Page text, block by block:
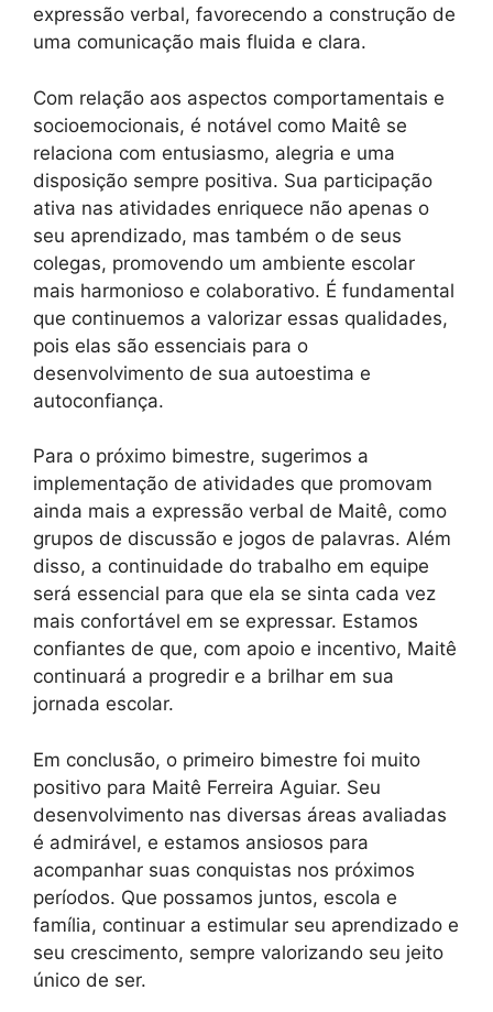
expressão verbal, favorecendo a construção de
uma comunicação mais fluida e clara.
Com relação aos aspectos comportamentais e
socioemocionais, é notável como Maitê se
relaciona com entusiasmo, alegria e uma
disposição sempre positiva. Sua participação
ativa nas atividades enriquece não apenas o
seu aprendizado, mas também o de seus
colegas, promovendo um ambiente escolar
mais harmonioso e colaborativo. É fundamental
que continuemos a valorizar essas qualidades,
pois elas são essenciais para o
desenvolvimento de sua autoestima e
autoconfiança.
Para o próximo bimestre, sugerimos a
implementação de atividades que promovam
ainda mais a expressão verbal de Maitê, como
grupos de discussão e jogos de palavras. Além
disso, a continuidade do trabalho em equipe
será essencial para que ela se sinta cada vez
mais confortável em se expressar. Estamos
confiantes de que, com apoio e incentivo, Maitê
continuará a progredir e a brilhar em sua
jornada escolar.
Em conclusão, o primeiro bimestre foi muito
positivo para Maitê Ferreira Aguiar. Seu
desenvolvimento nas diversas áreas avaliadas
é admirável, e estamos ansiosos para
acompanhar suas conquistas nos próximos
períodos. Que possamos juntos, escola e
família, continuar a estimular seu aprendizado e
seu crescimento, sempre valorizando seu jeito
único de ser.